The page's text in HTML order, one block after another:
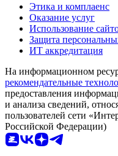
Этика и комплаенс
Оказание услуг
Использование
Защита
ИТ аккредитация
На информационном
рекомендательные
предоставления
и анализа сведений,
пользователей сети
Российской Федерации)